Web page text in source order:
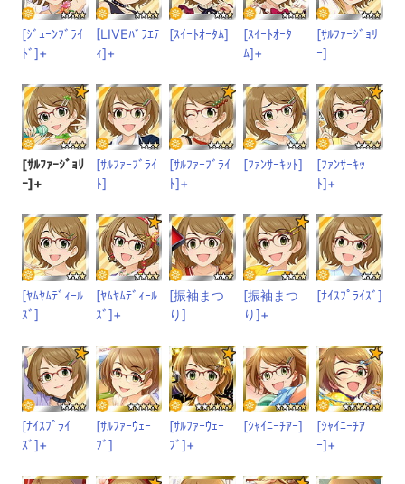
[ｼﾞｭｰﾝﾌﾞﾗｲ
ﾄﾞ]+
[LIVEﾊﾞﾗｴﾃ
ｨ]+
[ｽｲｰﾄｵｰﾀﾑ]
[ｽｲｰﾄｵｰﾀ
ﾑ]+
[ｻﾙﾌｧｰｼﾞｮﾘ
ｰ]
[ｻﾙﾌｧｰｼﾞｮﾘ
ｰ]+
[ｻﾙﾌｧｰﾌﾞﾗｲ
ﾄ]
[ｻﾙﾌｧｰﾌﾞﾗｲ
ﾄ]+
[ﾌｧﾝｻｰｷｯﾄ]
[ﾌｧﾝｻｰｷｯ
ﾄ]+
[ﾔﾑﾔﾑﾃﾞｨｰﾙ
ｽﾞ]
[ﾔﾑﾔﾑﾃﾞｨｰﾙ
ｽﾞ]+
[振袖まつ
り]
[振袖まつ
り]+
[ﾅｲｽﾌﾟﾗｲｽﾞ]
[ﾅｲｽﾌﾟﾗｲ
ｽﾞ]+
[ｻﾙﾌｧｰｳｪｰ
ﾌﾞ]
[ｻﾙﾌｧｰｳｪｰ
ﾌﾞ]+
[ｼｬｲﾆｰﾁｱｰ]
[ｼｬｲﾆｰﾁｱ
ｰ]+